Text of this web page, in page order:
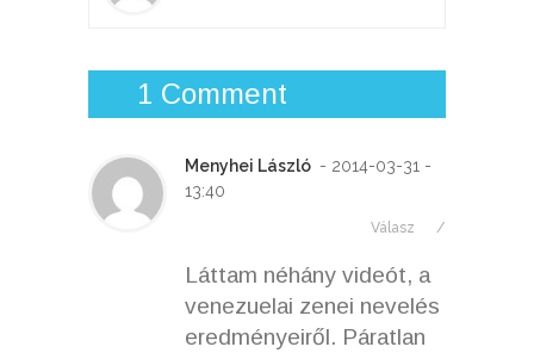
1 Comment
Menyhei László - 2014-03-31 -
13:40
Válasz /
Láttam néhány videót, a
venezuelai zenei nevelés
eredményeiről. Páratlan